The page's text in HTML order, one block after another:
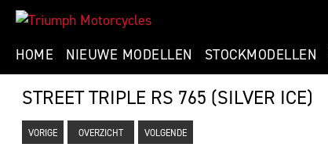
HOME NIEUWE MODELLEN STOCKMODELLEN
STREET TRIPLE RS 765 (SILVER ICE)
VORIGE OVERZICHT VOLGENDE